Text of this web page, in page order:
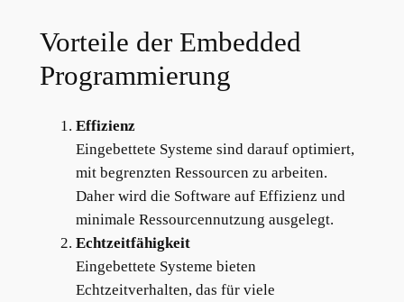
Vorteile der Embedded
Programmierung
Effizienz
Eingebettete Systeme sind darauf optimiert,
mit begrenzten Ressourcen zu arbeiten.
Daher wird die Software auf Effizienz und
minimale Ressourcennutzung ausgelegt.
Echtzeitfähigkeit
Eingebettete Systeme bieten
Echtzeitverhalten, das für viele